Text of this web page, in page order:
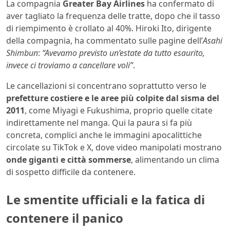
La compagnia Greater Bay Airlines ha confermato di
aver tagliato la frequenza delle tratte, dopo che il tasso
di riempimento è crollato al 40%. Hiroki Ito, dirigente
della compagnia, ha commentato sulle pagine dell’Asahi
Shimbun: “Avevamo previsto un’estate da tutto esaurito,
invece ci troviamo a cancellare voli”.
Le cancellazioni si concentrano soprattutto verso le
prefetture costiere e le aree più colpite dal sisma del
2011, come Miyagi e Fukushima, proprio quelle citate
indirettamente nel manga. Qui la paura si fa più
concreta, complici anche le immagini apocalittiche
circolate su TikTok e X, dove video manipolati mostrano
onde giganti e città sommerse, alimentando un clima
di sospetto difficile da contenere.
Le smentite ufficiali e la fatica di
contenere il panico